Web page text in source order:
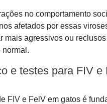
no comportamento
afetados por essas
mais agressivos ou
normal.
e testes para FIV e
FIV e FelV em gatos é